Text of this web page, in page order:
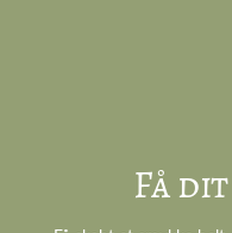
Få